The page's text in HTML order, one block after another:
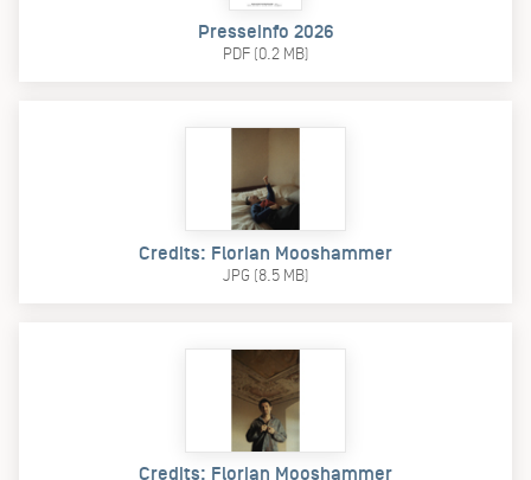
Presseinfo 2026
PDF (0.2 MB)
Credits: Florian Mooshammer
JPG (8.5 MB)
Credits: Florian Mooshammer